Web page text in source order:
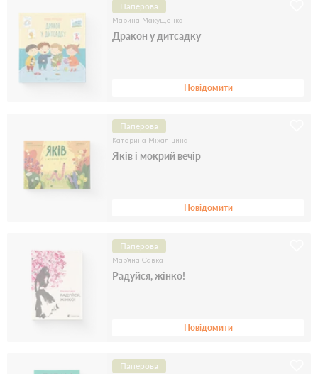
Паперова
Марина Макущенко
Дракон у дитсадку
Повідомити
Паперова
Катерина Міхаліцина
Яків і мокрий вечір
Повідомити
Паперова
Мар'яна Савка
Радуйся, жінко!
Повідомити
Паперова